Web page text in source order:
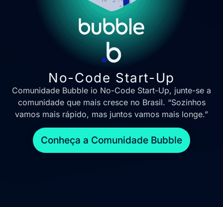
No-Code Start-Up
Comunidade Bubble io No-Code Start-Up, junte-se a
comunidade que mais cresce no Brasil. “Sozinhos
vamos mais rápido, mas juntos vamos mais longe.”
Conheça a Comunidade Bubble